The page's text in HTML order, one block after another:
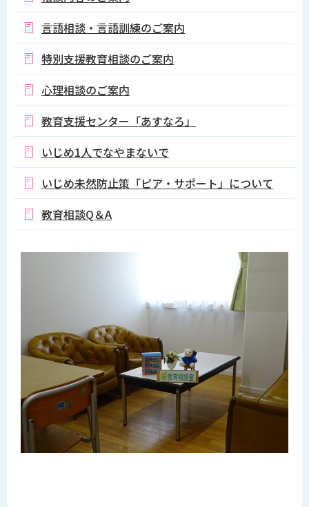
言語相談・言語訓練のご案内
特別支援教育相談のご案内
心理相談のご案内
教育支援センター「あすなろ」
いじめ1人でなやまないで
いじめ未然防止策「ピア・サポート」について
教育相談Q＆A